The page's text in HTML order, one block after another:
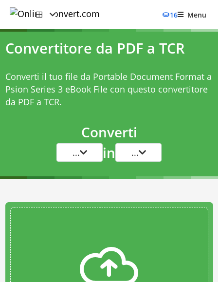
16 Menu
Convertitore da PDF a TCR
Converti il tuo file da Portable Document Format a
Psion Series 3 eBook File con questo convertitore
da PDF a TCR.
Converti
... in ...